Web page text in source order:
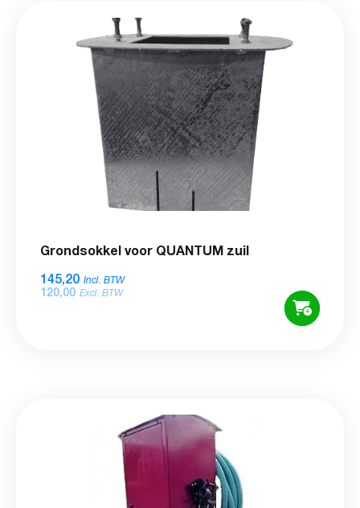
Grondsokkel voor QUANTUM zuil
145,20 Incl. BTW
120,00 Excl. BTW